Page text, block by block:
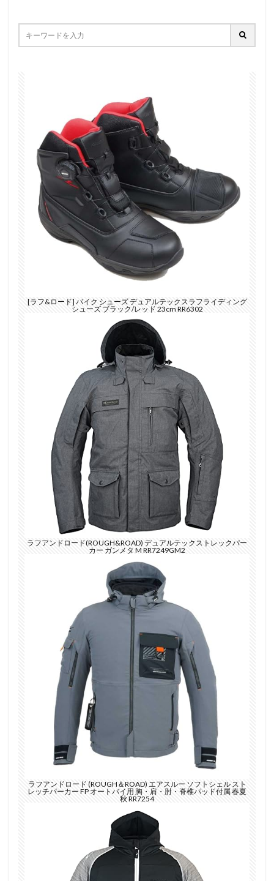
[ラフ&ロード] バイク シューズ デュアルテックスラフライディング
シューズ ブラック/レッド 23cm RR6302
ラフアンドロード(ROUGH&ROAD) デュアルテックストレックパー
カー ガンメタ M RR7249GM2
ラフアンドロード (ROUGH＆ROAD) エアスルー ソフトシェル スト
レッチパーカー FP オートバイ用 胸・肩・肘・脊椎パッド付属 春夏
秋 RR7254